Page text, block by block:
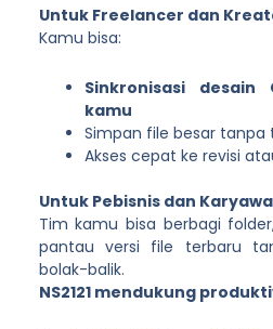
Untuk Freelancer dan
Kamu bisa:
Sinkronisasi
kamu
Simpan file besar
Akses cepat ke revisi
Untuk Pebisnis dan
Tim kamu bisa berbagi
pantau versi file terbaru
bolak-balik.
NS2121 mendukung